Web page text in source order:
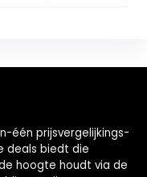
één prijsvergelijkings-
deals biedt die
hoogte houdt via de